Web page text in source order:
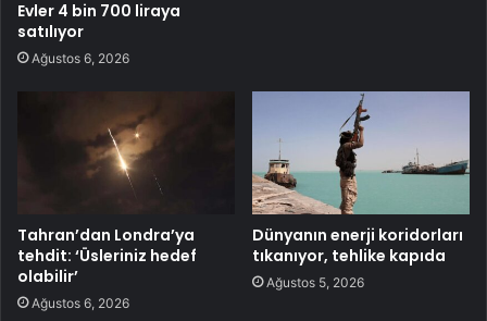
Evler 4 bin 700 liraya
satılıyor
Ağustos 6, 2026
Tahran’dan Londra’ya
tehdit: ‘Üsleriniz hedef
olabilir’
Ağustos 6, 2026
Dünyanın enerji koridorları
tıkanıyor, tehlike kapıda
Ağustos 5, 2026